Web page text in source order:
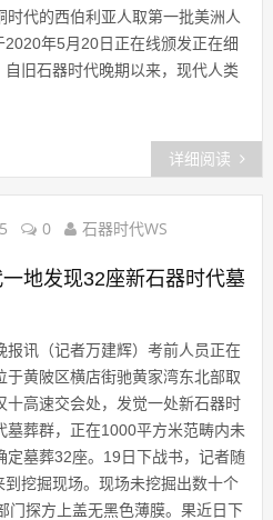
时代的西伯利亚人取第一批美洲人
年5月20日正在线颁发正在细
旧石器时代晚期以来，现代人类
详细阅读
0 石器时代WS
地发现32座新石器时代墓
报讯（记者万建辉）考前人员正在
于黄陂区横店街驰黄家湾东北部取
十高速交会处，发觉一处新石器时
墓葬群，正在1000平方米范畴内未
定墓葬32座。19日下战书，记者随
挖掘现场。现场未挖掘出数十个
门探方上盖无黑色薄膜。果近日下